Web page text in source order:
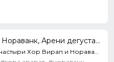
Хор Вирап, Нораванк, Арени дегустация вина и пещера Птиц
Древние монастыри Хор Вирап и Нораванк, вид на Арарат, пещера Птиц и дегустация вина за один день. П...